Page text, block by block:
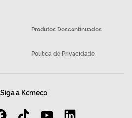
Produtos Descontinuados
Política de Privacidade
Siga a Komeco